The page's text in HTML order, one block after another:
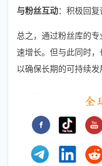
与粉丝互动：积极回
总之，通过粉丝库的
速增长。但与此同时，
以确保长期的可持续发